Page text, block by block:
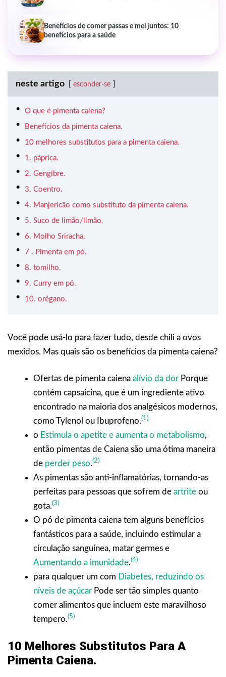
Benefícios de comer passas e mel juntos: 10
benefícios para a saúde
neste artigo esconder-se
O que é pimenta caiena?
Benefícios da pimenta caiena.
10 melhores substitutos para a pimenta caiena.
1. páprica.
2. Gengibre.
3. Coentro.
4. Manjericão como substituto da pimenta caiena.
5. Suco de limão/limão.
6. Molho Sriracha.
7 . Pimenta em pó.
8. tomilho.
9. Curry em pó.
10. orégano.
Você pode usá-lo para fazer tudo, desde chili a ovos
mexidos. Mas quais são os benefícios da pimenta caiena?
Ofertas de pimenta caiena alívio da dor Porque
contém capsaicina, que é um ingrediente ativo
encontrado na maioria dos analgésicos modernos,
como Tylenol ou Ibuprofeno.(1)
o Estimula o apetite e aumenta o metabolismo,
então pimentas de Caiena são uma ótima maneira
de perder peso.(2)
As pimentas são anti-inflamatórias, tornando-as
perfeitas para pessoas que sofrem de artrite ou
gota.(3)
O pó de pimenta caiena tem alguns benefícios
fantásticos para a saúde, incluindo estimular a
circulação sanguínea, matar germes e
Aumentando a imunidade.(4)
para qualquer um com Diabetes, reduzindo os
níveis de açúcar Pode ser tão simples quanto
comer alimentos que incluem este maravilhoso
tempero.(5)
10 Melhores Substitutos Para A
Pimenta Caiena.